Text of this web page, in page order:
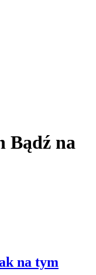
Bądź na
na tym